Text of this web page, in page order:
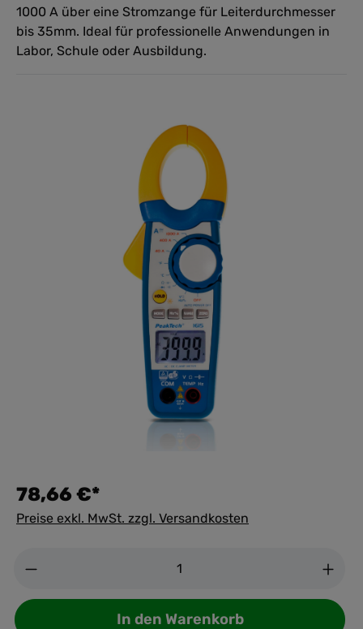
1000 A über eine Stromzange für Leiterdurchmesser
bis 35mm. Ideal für professionelle Anwendungen in
Labor, Schule oder Ausbildung.
78,66 €*
Preise exkl. MwSt. zzgl. Versandkosten
In den Warenkorb